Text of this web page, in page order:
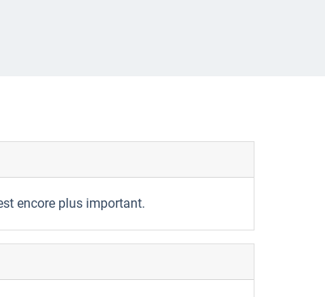
encore plus important.